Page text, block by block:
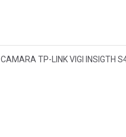
CAMARA TP-LINK VIGI INSIGTH